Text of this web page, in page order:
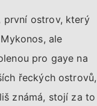
první ostrov, který
ale
pro gaye na
řeckých ostrovů,
známá, stojí za to